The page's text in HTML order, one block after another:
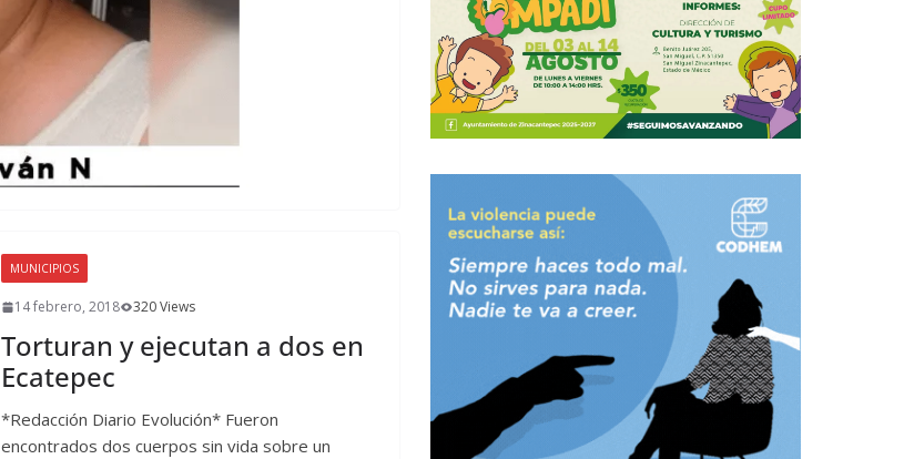
MUNICIPIOS
14 febrero, 2018 320 Views
Torturan y ejecutan a dos en
Ecatepec
*Redacción Diario Evolución* Fueron
encontrados dos cuerpos sin vida sobre un